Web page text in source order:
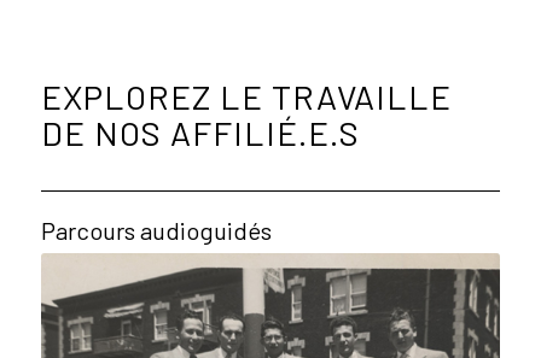
EXPLOREZ LE TRAVAILLE
DE NOS AFFILIÉ.E.S
Parcours audioguidés